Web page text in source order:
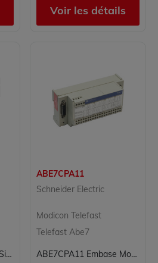
Voir les détails
6GT2000-1CF00 Moby Siemens
ABE7CPA11
Schneider Electric
Modicon Telefast
Telefast Abe7
ABE7CPA11 Embase Modicon Telefast Schneider Electric